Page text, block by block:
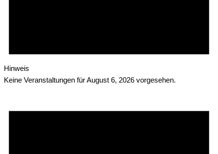
Hinweis
Keine Veranstaltungen für August 6, 2026 vorgesehen.